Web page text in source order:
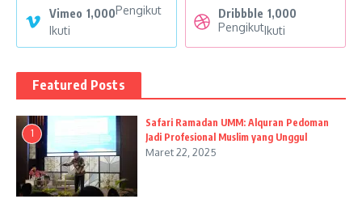
Vimeo 1,000Pengikut
Ikuti
Dribbble 1,000
PengikutIkuti
Featured Posts
1
Safari Ramadan UMM: Alquran Pedoman
Jadi Profesional Muslim yang Unggul
Maret 22, 2025